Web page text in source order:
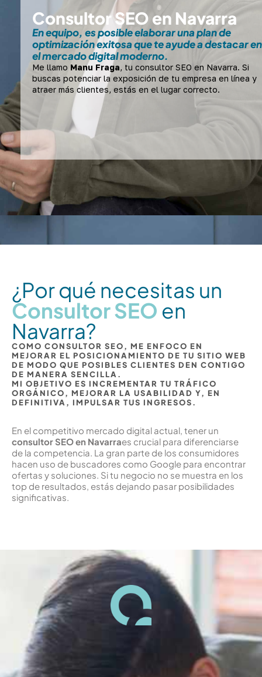
Consultor SEO en Navarra
En equipo, es posible elaborar una plan de
optimización exitosa que te ayude a destacar en
el mercado digital moderno.
Me llamo Manu Fraga, tu consultor SEO en Navarra. Si
buscas potenciar la exposición de tu empresa en línea y
atraer más clientes, estás en el lugar correcto.
¿Por qué necesitas un
Consultor SEO en
Navarra?
COMO CONSULTOR SEO, ME ENFOCO EN
MEJORAR EL POSICIONAMIENTO DE TU SITIO WEB
DE MODO QUE POSIBLES CLIENTES DEN CONTIGO
DE MANERA SENCILLA.
MI OBJETIVO ES INCREMENTAR TU TRÁFICO
ORGÁNICO, MEJORAR LA USABILIDAD Y, EN
DEFINITIVA, IMPULSAR TUS INGRESOS.
En el competitivo mercado digital actual, tener un
consultor SEO en Navarraes crucial para diferenciarse
de la competencia. La gran parte de los consumidores
hacen uso de buscadores como Google para encontrar
ofertas y soluciones. Si tu negocio no se muestra en los
top de resultados, estás dejando pasar posibilidades
significativas.